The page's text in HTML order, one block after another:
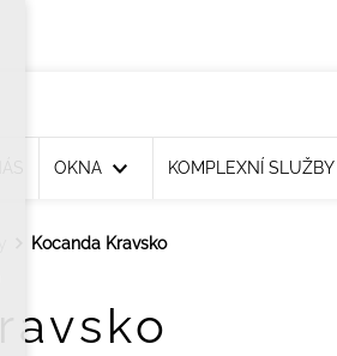
OKNA KOMPLEXNÍ SLUŽBY
Kocanda Kravsko